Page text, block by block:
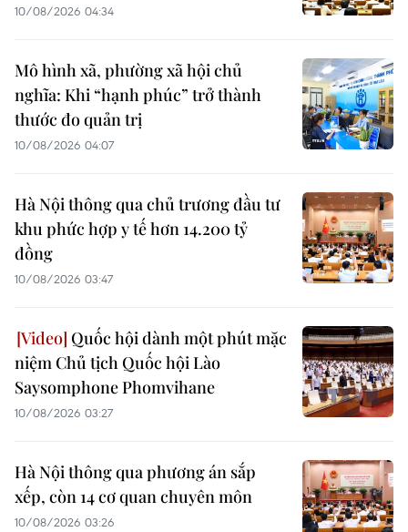
10/08/2026 04:34
Mô hình xã, phường xã hội chủ
nghĩa: Khi “hạnh phúc” trở thành
thước đo quản trị
10/08/2026 04:07
Hà Nội thông qua chủ trương đầu tư
khu phức hợp y tế hơn 14.200 tỷ
đồng
10/08/2026 03:47
Quốc hội dành một phút mặc
niệm Chủ tịch Quốc hội Lào
Saysomphone Phomvihane
10/08/2026 03:27
Hà Nội thông qua phương án sắp
xếp, còn 14 cơ quan chuyên môn
10/08/2026 03:26